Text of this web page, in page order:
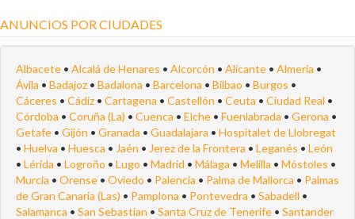
ANUNCIOS POR CIUDADES
Albacete • Alcalá de Henares • Alcorcón • Alicante • Almería •
Ávila • Badajoz • Badalona • Barcelona • Bilbao • Burgos •
Cáceres • Cádiz • Cartagena • Castellón • Ceuta • Ciudad Real •
Córdoba • Coruña (La) • Cuenca • Elche • Fuenlabrada • Gerona •
Getafe • Gijón • Granada • Guadalajara • Hospitalet de Llobregat
• Huelva • Huesca • Jaén • Jerez de la Frontera • Leganés • León
• Lérida • Logroño • Lugo • Madrid • Málaga • Melilla • Móstoles •
Murcia • Orense • Oviedo • Palencia • Palma de Mallorca • Palmas
de Gran Canaria (Las) • Pamplona • Pontevedra • Sabadell •
Salamanca • San Sebastian • Santa Cruz de Tenerife • Santander